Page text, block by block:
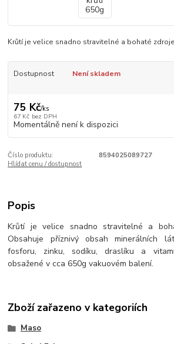
Krůtí je velice snadno stravitelné a bohaté
Dostupnost Není skladem
75 Kč/ks
67 Kč bez DPH
Momentálně není k dispozici
Číslo produktu:
8594025089727
Hlídat cenu / dostupnost
Popis
Krůtí je velice snadno stravitelné a
Obsahuje příznivý obsah minerálních
fosforu, zinku, sodíku, draslíku a
obsažené v cca 650g vakuovém balení.
Zboží zařazeno v kategoriích
Maso